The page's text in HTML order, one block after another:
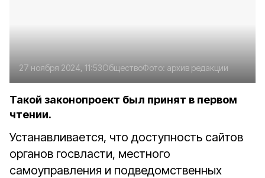
27 ноября 2024, 11:53ОбществоФото: архив редакции
Такой законопроект был принят в первом
чтении.
Устанавливается, что доступность сайтов
органов госвласти, местного
самоуправления и подведомственных